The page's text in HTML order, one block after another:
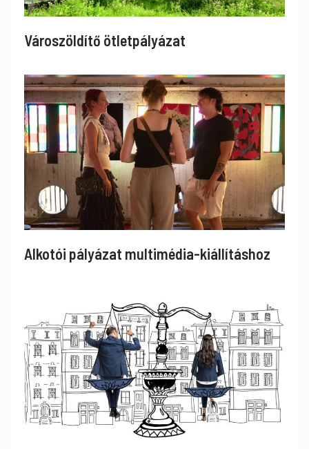
Városzöldítő ötletpályázat
Alkotói pályázat multimédia-kiállításhoz